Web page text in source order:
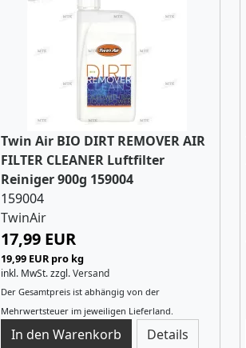
Twin Air BIO DIRT REMOVER AIR
FILTER CLEANER Luftfilter
Reiniger 900g 159004
159004
TwinAir
17,99 EUR
19,99 EUR pro kg
inkl. MwSt.zzgl.Versand
Der Gesamtpreis ist abhängig von der
Mehrwertsteuer im jeweiligen Lieferland.
Details